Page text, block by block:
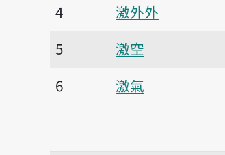
4 激外外
5
激空
6
激氣